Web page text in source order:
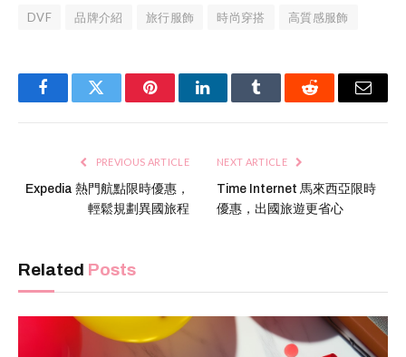
DVF 品牌介紹 旅行服飾 時尚穿搭 高質感服飾
FacebookTwitter PinterestLinkedInTumblr Reddit Email
PREVIOUS ARTICLE
Expedia 熱門航點限時優惠，
輕鬆規劃異國旅程
NEXT ARTICLE
Time Internet 馬來西亞限時
優惠，出國旅遊更省心
Related Posts